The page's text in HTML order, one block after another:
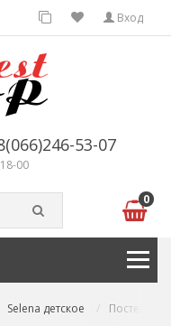
Вход
53-07
00
0
Selena детское